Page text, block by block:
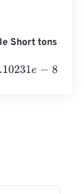
Short tons
1.10231 Short